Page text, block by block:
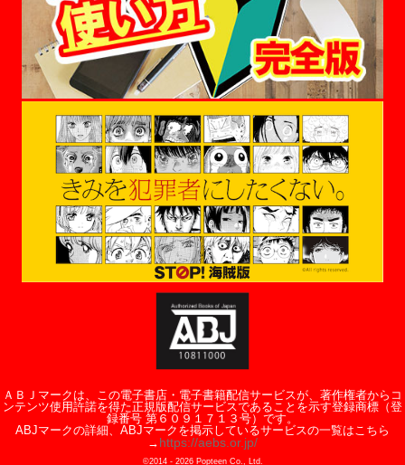
ＡＢＪマークは、この電子書店・電子書籍配信サービスが、著作権者からコ
ンテンツ使用許諾を得た正規版配信サービスであることを示す登録商標（登
録番号 第６０９１７１３号）です。
ABJマークの詳細、ABJマークを掲示しているサービスの一覧はこちら
→ https://aebs.or.jp/
©2014 - 2026Popteen Co., Ltd.